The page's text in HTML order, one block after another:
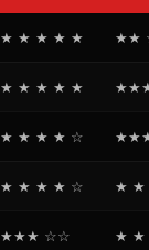
★ ★ ★ ★ ★ ★★
★ ★ ★ ★ ★
★ ★ ★ ★ ☆
★ ★ ★ ★ ☆ ★ ★
★★★ ☆☆ ★ ★